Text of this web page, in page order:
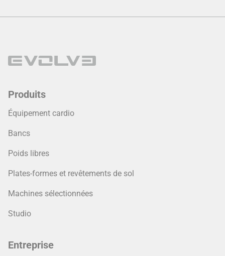
Produits
Équipement cardio
Bancs
Poids libres
Plates-formes et revêtements de sol
Machines sélectionnées
Studio
Entreprise